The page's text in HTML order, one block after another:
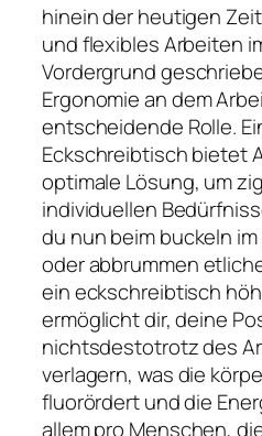
hinein der heutigen
und flexibles Arbeiten
Vordergrund
Ergonomie an dem
entscheidende Rolle.
Eckschreibtisch bietet
optimale Lösung, um
individuellen
du nun beim buckeln
oder abbrummen
ein eckschreibtisch
ermöglicht dir, deine
nichtsdestotrotz des
verlagern, was die
fluorördert und die
allem pro Menschen,